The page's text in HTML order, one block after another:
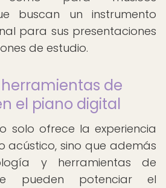
buscan un instrumento
para sus presentaciones
de estudio.
de
el piano digital
solo ofrece la experiencia
acústico, sino que además
y herramientas de
pueden potenciar el